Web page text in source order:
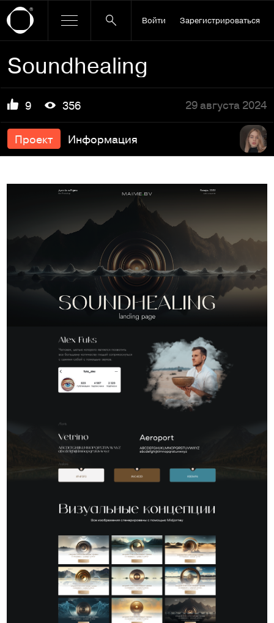
Войти Зарегистрироваться
Soundhealing
9 356 29 августа 2024
Проект Информация